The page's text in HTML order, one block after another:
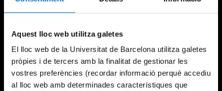
Aquest lloc web utilitza galetes
El lloc web de la Universitat de Barcelona utilitza galetes
pròpies i de tercers amb la finalitat de gestionar les
vostres preferències (recordar informació perquè accediu
al lloc web amb determinades característiques que